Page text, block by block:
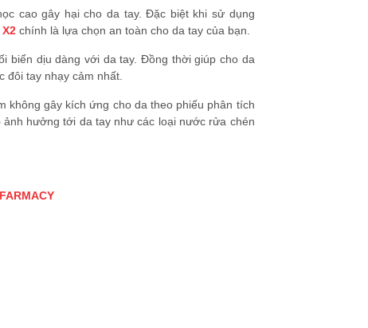
cao gây hại cho da tay. Đặc biệt khi sử dụng
chính là lựa chọn an toàn cho da tay của bạn.
biển dịu dàng với da tay. Đồng thời giúp cho da
đôi tay nhạy cảm nhất.
không gây kích ứng cho da theo phiếu phân tích
hưởng tới da tay như các loại nước rửa chén